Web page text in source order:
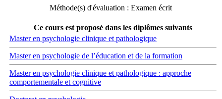
Méthode(s) d'évaluation : Examen écrit
Ce cours est proposé dans les diplômes suivants
Master en psychologie clinique et pathologique
Master en psychologie de l’éducation et de la formation
Master en psychologie clinique et pathologique : approche
comportementale et cognitive